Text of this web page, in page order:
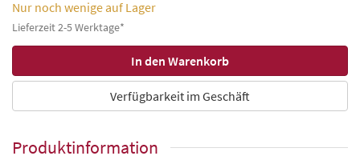
Nur noch wenige auf Lager
Lieferzeit 2-5 Werktage*
Verfügbarkeit im Geschäft
Produktinformation